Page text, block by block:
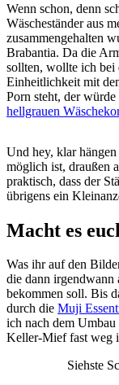
Wenn schon, denn
Wäscheständer aus
zusammengehalten
Brabantia. Da die
sollten, wollte ich bei
Einheitlichkeit mit
Porn steht, der würde
hellgrauen
Und hey, klar
möglich ist, draußen
praktisch, dass der
übrigens ein
Macht es
Was ihr auf den
die dann irgendwann
bekommen soll. Bis
durch die Muji
ich nach dem
Keller-Mief fast weg
Siehste